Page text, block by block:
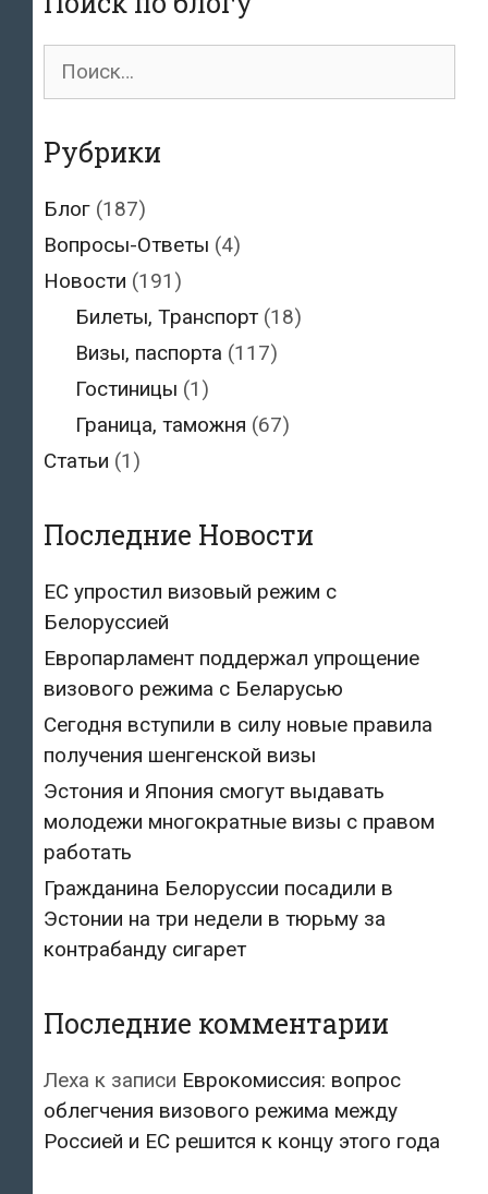
режима
Поиск
Рубрики
Блог (187)
Вопросы-Ответы (4)
Новости (191)
Билеты, Транспорт(18)
Визы, паспорта (117)
Гостиницы (1)
Граница, таможня (67)
Статьи (1)
Последние Новости
ЕС упростил визовый режим с
Белоруссией
Европарламент поддержал упрощение
визового режима с Беларусью
Сегодня вступили в силу новые правила
получения шенгенской визы
Эстония и Япония смогут выдавать
молодежи многократные визы с правом
работать
Гражданина Белоруссии посадили в
Эстонии на три недели в тюрьму за
контрабанду сигарет
Последние комментарии
Леха к записи Еврокомиссия: вопрос
облегчения визового режима между
Россией и ЕС решится к концу этого года